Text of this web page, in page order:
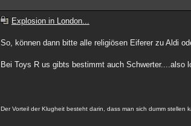
Explosion in London...
So, können dann bitte alle religiösen Eiferer zu Aldi
Bei Toys R us gibts bestimmt auch Schwerter....also
Der Vorteil der Klugheit besteht darin, dass man sich dumm stellen